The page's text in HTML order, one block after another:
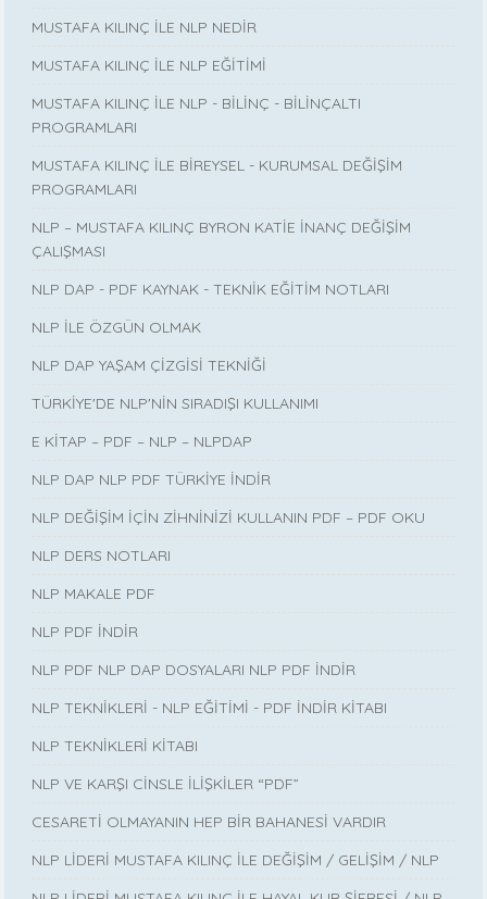
MUSTAFA KILINÇ İLE NLP NEDİR
MUSTAFA KILINÇ İLE NLP EĞİTİMİ
MUSTAFA KILINÇ İLE NLP - BİLİNÇ - BİLİNÇALTI
PROGRAMLARI
MUSTAFA KILINÇ İLE BİREYSEL - KURUMSAL DEĞİŞİM
PROGRAMLARI
NLP – MUSTAFA KILINÇ BYRON KATİE İNANÇ DEĞİŞİM
ÇALIŞMASI
NLP DAP - PDF KAYNAK - TEKNİK EĞİTİM NOTLARI
NLP İLE ÖZGÜN OLMAK
NLP DAP YAŞAM ÇİZGİSİ TEKNİĞİ
TÜRKİYE'DE NLP'NİN SIRADIŞI KULLANIMI
E KİTAP – PDF – NLP – NLPDAP
NLP DAP NLP PDF TÜRKİYE İNDİR
NLP DEĞİŞİM İÇİN ZİHNİNİZİ KULLANIN PDF – PDF OKU
NLP DERS NOTLARI
NLP MAKALE PDF
NLP PDF İNDİR
NLP PDF NLP DAP DOSYALARI NLP PDF İNDİR
NLP TEKNİKLERİ - NLP EĞİTİMİ - PDF İNDİR KİTABI
NLP TEKNİKLERİ KİTABI
NLP VE KARŞI CİNSLE İLİŞKİLER “PDF”
CESARETİ OLMAYANIN HEP BİR BAHANESİ VARDIR
NLP LİDERİ MUSTAFA KILINÇ İLE DEĞİŞİM / GELİŞİM / NLP